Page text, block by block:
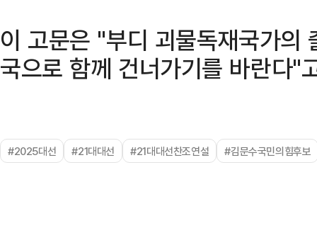
이 고문은 "부디 괴물독재국가의
국으로 함께 건너가기를 바란다"
#2025대선 #21대대선 #21대대선찬조연설 #김문수국민의힘후보